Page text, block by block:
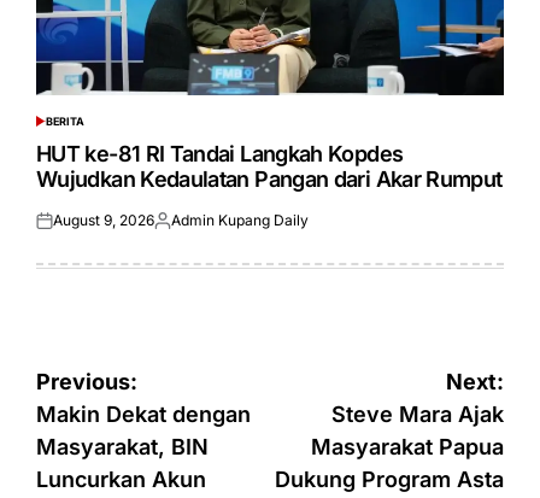
POSTED
IN
BERITA
HUT ke-81 RI Tandai Langkah Kopdes
Wujudkan Kedaulatan Pangan dari Akar Rumput
Posted
August 9, 2026Posted
Admin Kupang Daily
Post
navigation
Previous:
Makin Dekat dengan
Masyarakat, BIN
Luncurkan Akun
Next:
Steve Mara Ajak
Masyarakat Papua
Dukung Program Asta